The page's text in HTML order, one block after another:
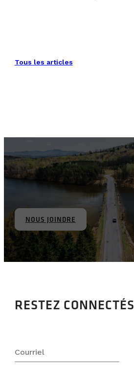
Tous les articles
NOUS JOINDRE
RESTEZ CONNECTÉS